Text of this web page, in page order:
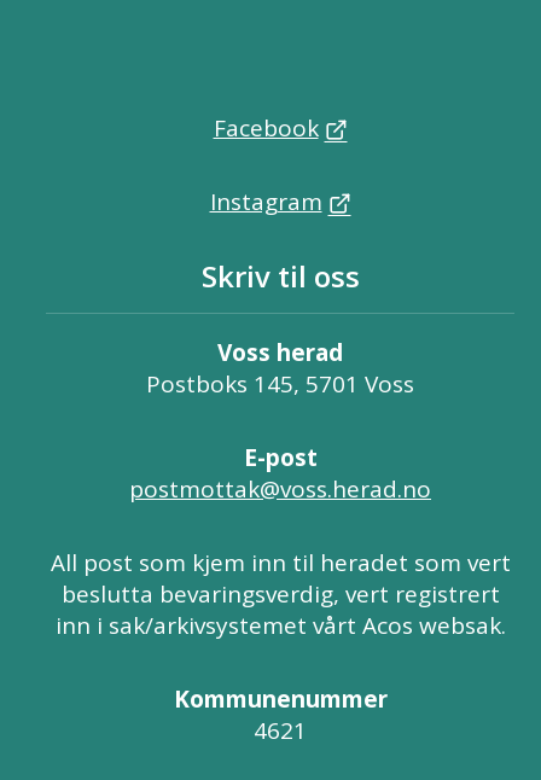
Facebook
Instagram
Skriv til oss
Voss herad
Postboks 145, 5701 Voss
E-post
postmottak@voss.herad.no
All post som kjem inn til heradet som vert
beslutta bevaringsverdig, vert registrert
inn i sak/arkivsystemet vårt Acos websak.
Kommunenummer
4621